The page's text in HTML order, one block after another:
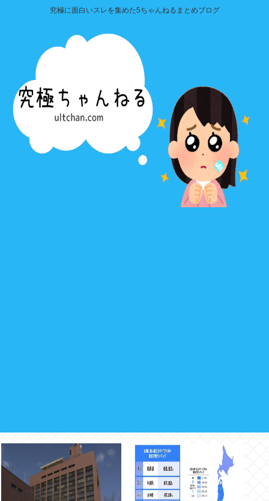
究極に面白いスレを集めた5ちゃんねるまとめブログ